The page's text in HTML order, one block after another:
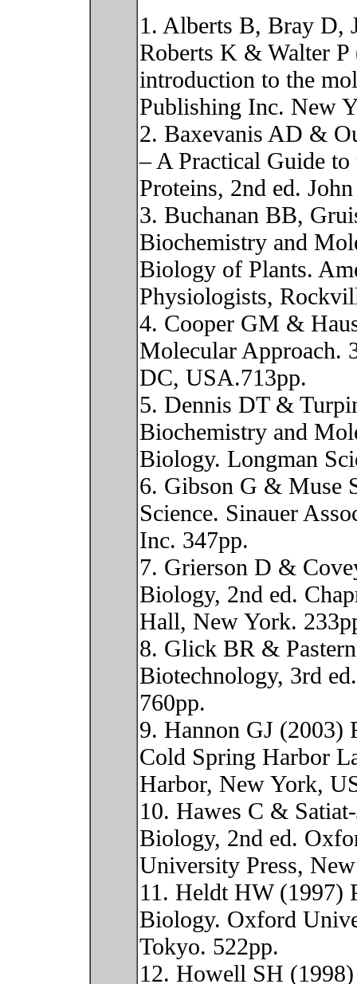
1. Alberts B, Bray D,
Roberts K & Walter
introduction to the
Publishing Inc. New
2. Baxevanis AD &
– A Practical Guide
Proteins, 2nd ed.
3. Buchanan BB,
Biochemistry and
Biology of Plants.
Physiologists,
4. Cooper GM &
Molecular Approach.
DC, USA.713pp.
5. Dennis DT &
Biochemistry and
Biology. Longman
6. Gibson G & Muse
Science. Sinauer
Inc. 347pp.
7. Grierson D &
Biology, 2nd ed.
Hall, New York.
8. Glick BR &
Biotechnology, 3rd
760pp.
9. Hannon GJ (2003)
Cold Spring Harbor
Harbor, New York,
10. Hawes C &
Biology, 2nd ed.
University Press,
11. Heldt HW (1997)
Biology. Oxford
Tokyo. 522pp.
12. Howell SH